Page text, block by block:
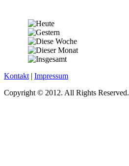
Kontakt | Impressum
Copyright © 2012. All Rights Reserved.